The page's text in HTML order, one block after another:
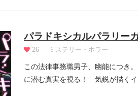
パラドキシカルパラリー
26 ミステリー・ホラー
この法律事務職男子、幽能につき
に潜む真実を視る！ 気鋭が描くイ